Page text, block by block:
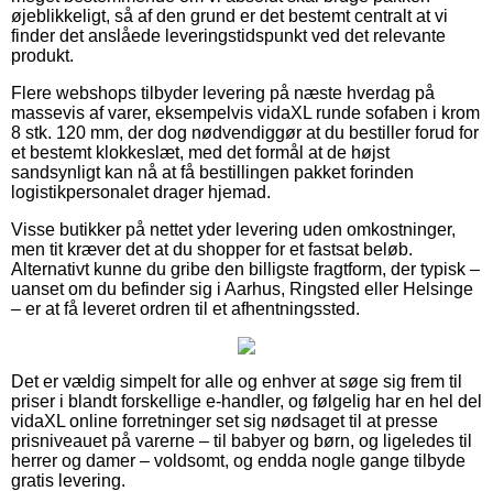
øjeblikkeligt, så af den grund er det bestemt centralt at vi
finder det anslåede leveringstidspunkt ved det relevante
produkt.
Flere webshops tilbyder levering på næste hverdag på
massevis af varer, eksempelvis vidaXL runde sofaben i krom
8 stk. 120 mm, der dog nødvendiggør at du bestiller forud for
et bestemt klokkeslæt, med det formål at de højst
sandsynligt kan nå at få bestillingen pakket forinden
logistikpersonalet drager hjemad.
Visse butikker på nettet yder levering uden omkostninger,
men tit kræver det at du shopper for et fastsat beløb.
Alternativt kunne du gribe den billigste fragtform, der typisk –
uanset om du befinder sig i Aarhus, Ringsted eller Helsinge
– er at få leveret ordren til et afhentningssted.
Det er vældig simpelt for alle og enhver at søge sig frem til
priser i blandt forskellige e-handler, og følgelig har en hel del
vidaXL online forretninger set sig nødsaget til at presse
prisniveauet på varerne – til babyer og børn, og ligeledes til
herrer og damer – voldsomt, og endda nogle gange tilbyde
gratis levering.